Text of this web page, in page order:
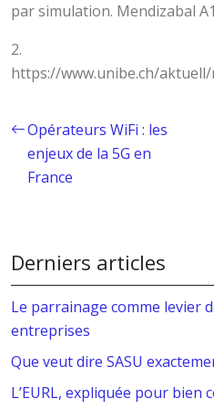
par simulation. Mendizabal
2.
https://www.unibe.ch/
Opérateurs WiFi : les
enjeux de la 5G en
France
Derniers articles
Le parrainage comme levier
entreprises
Que veut dire SASU
L’EURL, expliquée pour bien